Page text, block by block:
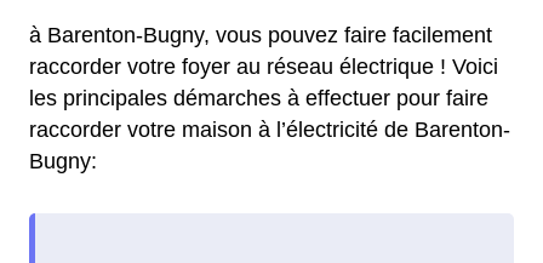
à Barenton-Bugny, vous pouvez faire facilement
raccorder votre foyer au réseau électrique ! Voici
les principales démarches à effectuer pour faire
raccorder votre maison à l’électricité de Barenton-
Bugny: